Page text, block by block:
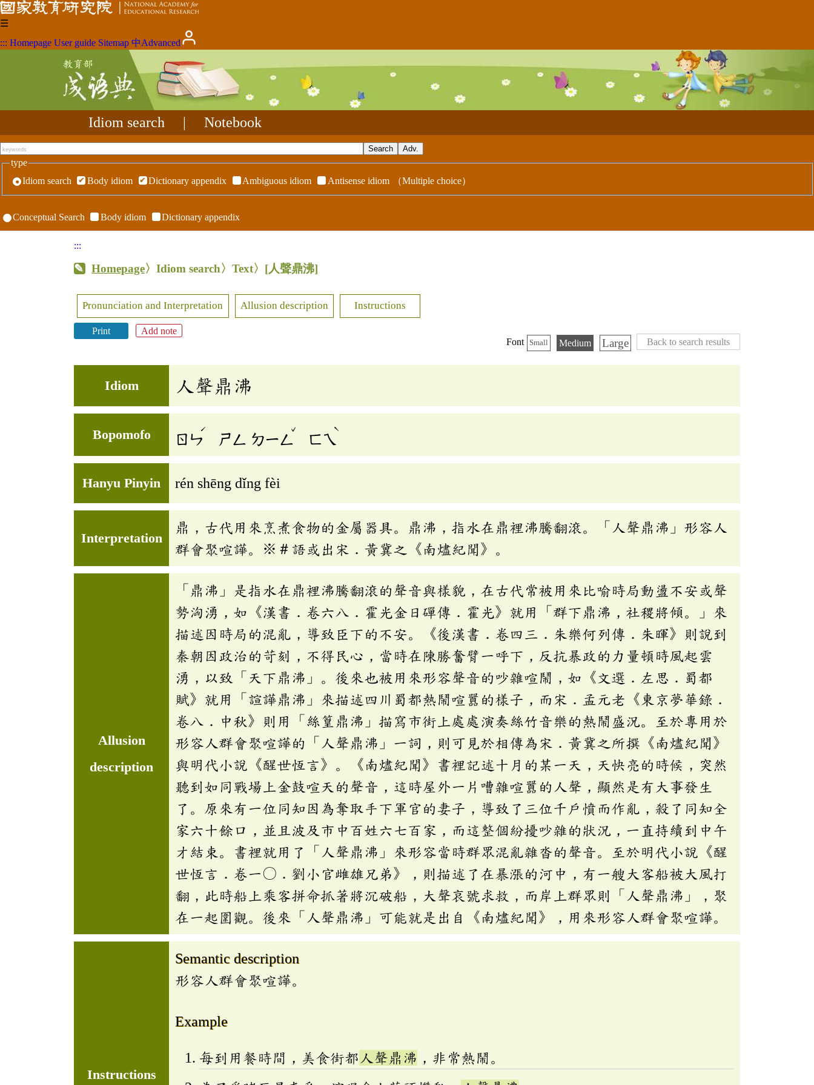
☰
::: Homepage User guide Sitemap 中Advanced
Idiom search Notebook
type
Idiom search
Body idiom Dictionary appendix Ambiguous idiom Antisense idiom （Multiple choice）
Conceptual Search Body idiom Dictionary appendix
:::
Homepage〉Idiom search〉Text〉 [人聲鼎沸]
Pronunciation and Interpretation Allusion description Instructions
Print
Add note
Font
Small Medium Large Back to search results
Idiom 人聲鼎沸
Bopomofo ㄖㄣ
ˊ
ㄕㄥ ㄉㄧㄥ
ˇ
ㄈㄟ
ˋ
Hanyu Pinyin rén shēng dǐng fèi
Interpretation
鼎，古代用來烹煮食物的金屬器具。鼎沸，指水在鼎裡沸騰翻滾。「人聲鼎沸」形容人
群會聚喧譁。※＃語或出宋．黃冀之《南燼紀聞》。
Allusion
description
「鼎沸」是指水在鼎裡沸騰翻滾的聲音與樣貌，在古代常被用來比喻時局動盪不安或聲
勢洶湧，如《漢書．卷六八．霍光金日磾傳．霍光》就用「群下鼎沸，社稷將傾。」來
描述因時局的混亂，導致臣下的不安。《後漢書．卷四三．朱樂何列傳．朱暉》則說到
秦朝因政治的苛刻，不得民心，當時在陳勝奮臂一呼下，反抗暴政的力量頓時風起雲
湧，以致「天下鼎沸」。後來也被用來形容聲音的吵雜喧鬧，如《文選．左思．蜀都
賦》就用「諠譁鼎沸」來描述四川蜀都熱鬧喧囂的樣子，而宋．孟元老《東京夢華錄．
卷八．中秋》則用「絲篁鼎沸」描寫市街上處處演奏絲竹音樂的熱鬧盛況。至於專用於
形容人群會聚喧譁的「人聲鼎沸」一詞，則可見於相傳為宋．黃冀之所撰《南燼紀聞》
與明代小說《醒世恆言》。《南燼紀聞》書裡記述十月的某一天，天快亮的時候，突然
聽到如同戰場上金鼓喧天的聲音，這時屋外一片嘈雜喧囂的人聲，顯然是有大事發生
了。原來有一位同知因為奪取手下軍官的妻子，導致了三位千戶憤而作亂，殺了同知全
家六十餘口，並且波及市中百姓六七百家，而這整個紛擾吵雜的狀況，一直持續到中午
才結束。書裡就用了「人聲鼎沸」來形容當時群眾混亂雜沓的聲音。至於明代小說《醒
世恆言．卷一〇．劉小官雌雄兄弟》，則描述了在暴漲的河中，有一艘大客船被大風打
翻，此時船上乘客拼命抓著將沉破船，大聲哀號求救，而岸上群眾則「人聲鼎沸」，聚
在一起圍觀。後來「人聲鼎沸」可能就是出自《南燼紀聞》，用來形容人群會聚喧譁。
Instructions
Semantic description
形容人群會聚喧譁。
Example
每到用餐時間，美食街都 人聲鼎沸 ，非常熱鬧。